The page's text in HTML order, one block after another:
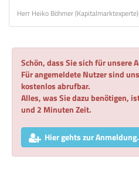
Herr Heiko Böhmer
Schön, dass Sie sich für unsere
Für angemeldete Nutzer sind
kostenlos abrufbar.
Alles, was Sie dazu benötigen,
und 2 Minuten Zeit.
Hier gehts zur